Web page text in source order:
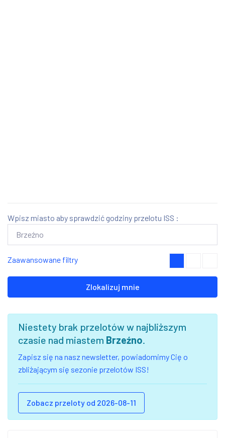
Wpisz miasto aby sprawdzić godziny przelotu ISS :
Zaawansowane filtry
Zlokalizuj mnie
Niestety brak przelotów w najbliższym
czasie nad miastem Brzeźno.
Zapisz się na nasz newsletter, powiadomimy Cię o
zbliżającym się sezonie przelotów ISS!
Zobacz przeloty od 2026-08-11